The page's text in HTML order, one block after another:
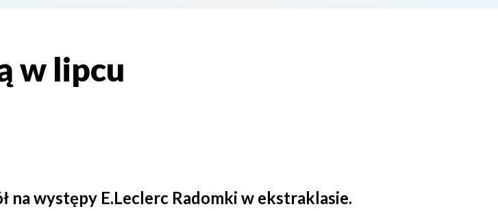
w lipcu
na występy E.Leclerc Radomki w ekstraklasie.